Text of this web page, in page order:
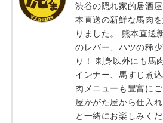
渋谷の隠れ家的居酒
本直送の新鮮な馬肉
りました。 熊本直送
のレバー、ハツの稀
り！ 刺身以外にも馬
インナー、馬すじ煮
肉メニューも豊富に
屋かがた屋から仕入
と一緒にお楽しみく